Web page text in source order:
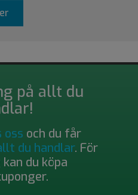
på allt du
oss och du får
du handlar. För
du köpa